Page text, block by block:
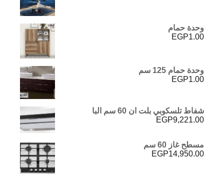
وحدة حمام
EGP1.00
وحدة حمام 125 سم
EGP1.00
شفاط تلسكوبي بلت ان 60 سم البا
EGP9,221.00
مسطح غاز 60 سم
EGP14,950.00